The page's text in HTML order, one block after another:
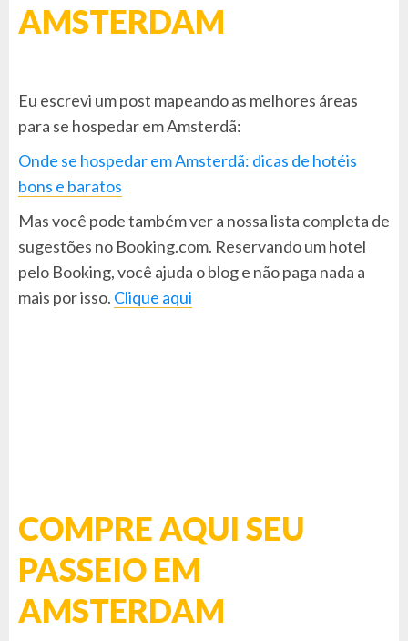
AMSTERDAM
Eu escrevi um post mapeando as melhores áreas
para se hospedar em Amsterdã:
Onde se hospedar em Amsterdã: dicas de hotéis
bons e baratos
Mas você pode também ver a nossa lista completa de
sugestões no Booking.com. Reservando um hotel
pelo Booking, você ajuda o blog e não paga nada a
mais por isso. Clique aqui
COMPRE AQUI SEU
PASSEIO EM
AMSTERDAM